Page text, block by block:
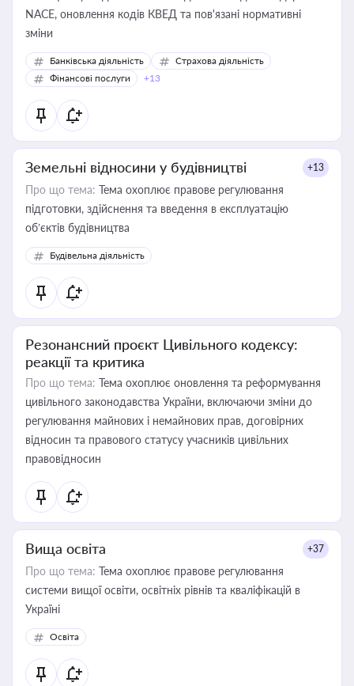
NACE, оновлення кодів КВЕД та пов'язані нормативні
зміни
Банківська діяльність
Страхова діяльність
Фінансові послуги
+13
Земельні відносини у будівництві +13
Про що тема: Тема охоплює правове регулювання
підготовки, здійснення та введення в експлуатацію
об’єктів будівництва
Будівельна діяльність
Резонансний проєкт Цивільного кодексу:
реакції та критика
Про що тема: Тема охоплює оновлення та реформування
цивільного законодавства України, включаючи зміни до
регулювання майнових і немайнових прав, договірних
відносин та правового статусу учасників цивільних
правовідносин
Вища освіта +37
Про що тема: Тема охоплює правове регулювання
системи вищої освіти, освітніх рівнів та кваліфікацій в
Україні
Освіта